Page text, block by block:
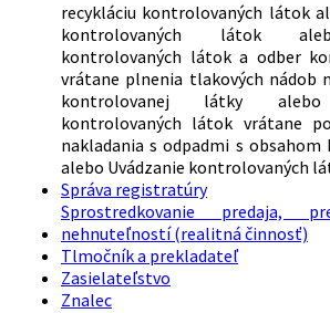
recykláciu kontrolovaných látok
kontrolovaných látok
kontrolovaných látok a odber
vrátane plnenia tlakových nádob
kontrolovanej látky alebo
kontrolovaných látok vrátane
nakladania s odpadmi s
alebo Uvádzanie kontrolovaných
Správa registratúry
Sprostredkovanie predaja,
nehnuteľností (realitná činnosť)
Tlmočník a prekladateľ
Zasielateľstvo
Znalec